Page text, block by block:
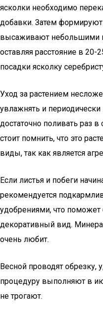
ясколки необходимо
добавки. Затем
высаживают небольшими
оставляя расстояние в
посадки ясколку
Уход за растением
увлажнять и периодически
достаточно поливать раз
стоит помнить, что это
виды, так как является
Если листья и побеги
рекомендуется
удобрениями, что поможет
декоративный вид.
очень любит.
Весной проводят обрезку,
процедуру выполняют в
не трогают.